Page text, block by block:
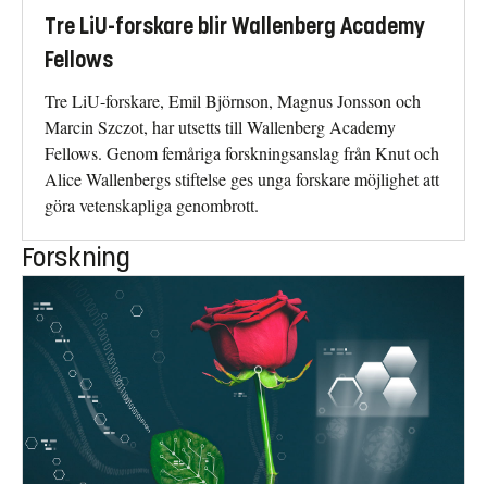
Tre LiU-forskare blir Wallenberg Academy
Fellows
Tre LiU-forskare, Emil Björnson, Magnus Jonsson och
Marcin Szczot, har utsetts till Wallenberg Academy
Fellows. Genom femåriga forskningsanslag från Knut och
Alice Wallenbergs stiftelse ges unga forskare möjlighet att
göra vetenskapliga genombrott.
Forskning